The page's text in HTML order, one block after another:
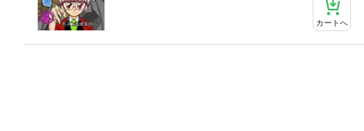
カートへ